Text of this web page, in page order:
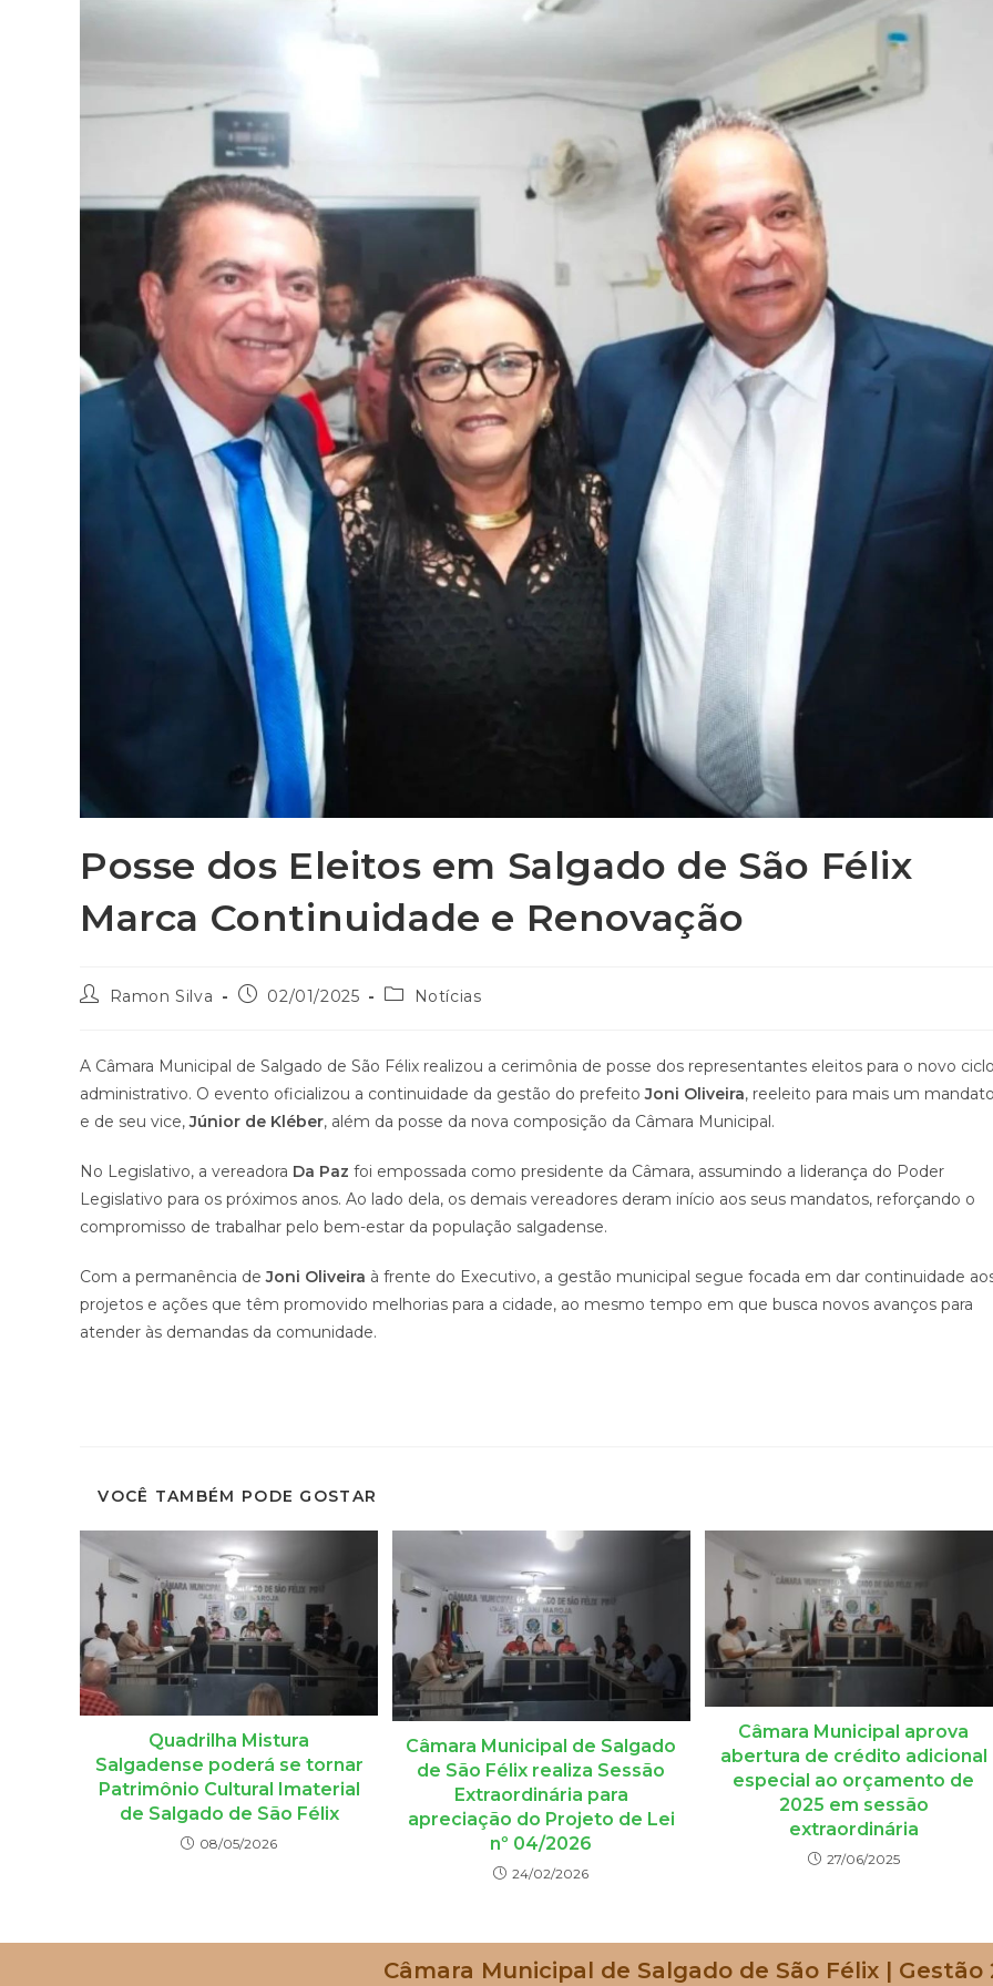
Posse dos Eleitos em Salgado de São Félix
Marca Continuidade e Renovação
Ramon Silva 02/01/2025 Notícias
A Câmara Municipal de Salgado de São Félix realizou a cerimônia de posse dos representantes eleitos para o novo ciclo
administrativo. O evento oficializou a continuidade da gestão do prefeitoJoni Oliveira, reeleito para mais um
e de seu vice,Júnior de Kléber, além da posse da nova composição da Câmara Municipal.
No Legislativo, a vereadora Da Paz foi empossada como presidente da Câmara, assumindo a liderança do Poder
Legislativo para os próximos anos. Ao lado dela, os demais vereadores deram início aos seus mandatos, reforçando o
compromisso de trabalhar pelo bem-estar da população salgadense.
Com a permanência deJoni Oliveira à frente do Executivo, a gestão municipal segue focada em dar continuidade
projetos e ações que têm promovido melhorias para a cidade, ao mesmo tempo em que busca novos avanços para
atender às demandas da comunidade.
VOCÊ TAMBÉM PODE GOSTAR
Quadrilha Mistura
Salgadense poderá se tornar
Patrimônio Cultural Imaterial
de Salgado de São Félix
08/05/2026
Câmara Municipal de Salgado
de São Félix realiza Sessão
Extraordinária para
apreciação do Projeto de Lei
nº 04/2026
24/02/2026
Câmara Municipal aprova
abertura de crédito adicional
especial ao orçamento de
2025 em sessão
extraordinária
27/06/2025
Câmara Municipal de Salgado de São Félix | Gestão